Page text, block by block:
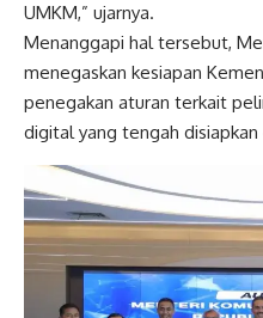
UMKM,” ujarnya.
Menanggapi hal tersebut,
menegaskan kesiapan
penegakan aturan terkait
digital yang tengah